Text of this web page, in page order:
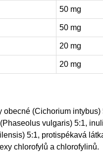
50 mg
50 mg
20 mg
20 mg
(Cichorium intybus)
vulgaris) 5:1,
5:1, protispékavá
chlorofylů a chlorofylinů.